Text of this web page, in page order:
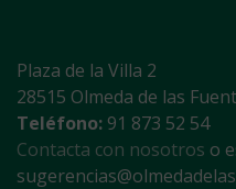
Plaza de la Villa 2
28515 Olmeda de las
Teléfono: 91 873 52 54
Contacta con nosotros o